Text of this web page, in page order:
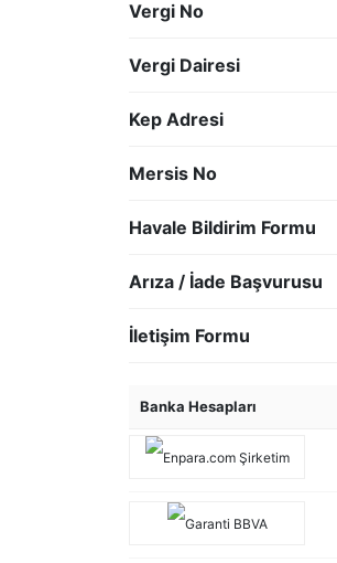
Vergi No
Vergi Dairesi
Kep Adresi
Mersis No
Havale Bildirim Formu
Arıza / İade Başvurusu
İletişim Formu
Banka Hesapları